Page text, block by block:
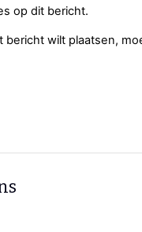
op dit bericht.
bericht wilt plaatsen,